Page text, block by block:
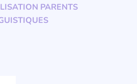
PARENTS